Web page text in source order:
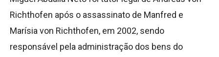
Richthofen após o assassinato de Manfred e
Marísia von Richthofen, em 2002, sendo
responsável pela administração dos bens do